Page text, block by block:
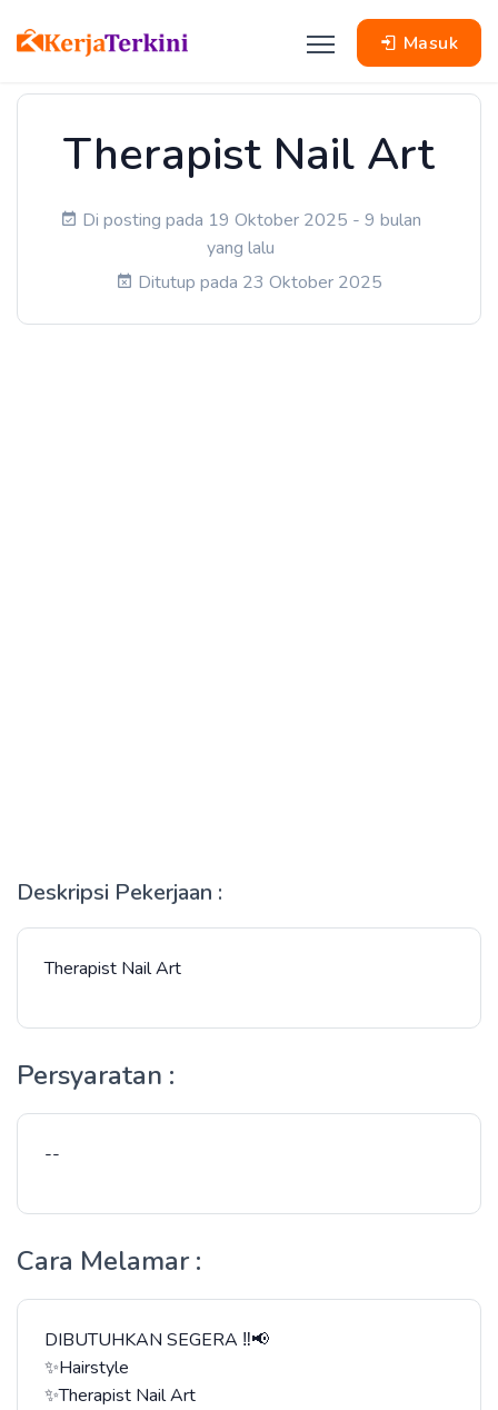
Masuk
Therapist Nail Art
Di posting pada 19 Oktober 2025 - 9 bulan
yang lalu
Ditutup pada 23 Oktober 2025
Deskripsi Pekerjaan :
Therapist Nail Art
Persyaratan :
--
Cara Melamar :
DIBUTUHKAN SEGERA ‼️📢
✨Hairstyle
✨Therapist Nail Art